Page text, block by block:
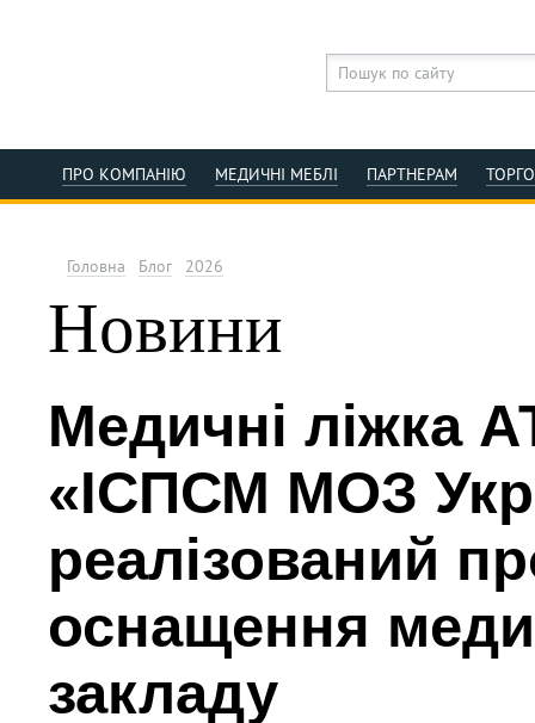
ПРО КОМПАНІЮ МЕДИЧНІ МЕБЛІ ПАРТНЕРАМ
Головна Блог 2026
Новини
Медичні ліжка
«ІСПСМ МОЗ
реалізований
оснащення
закладу